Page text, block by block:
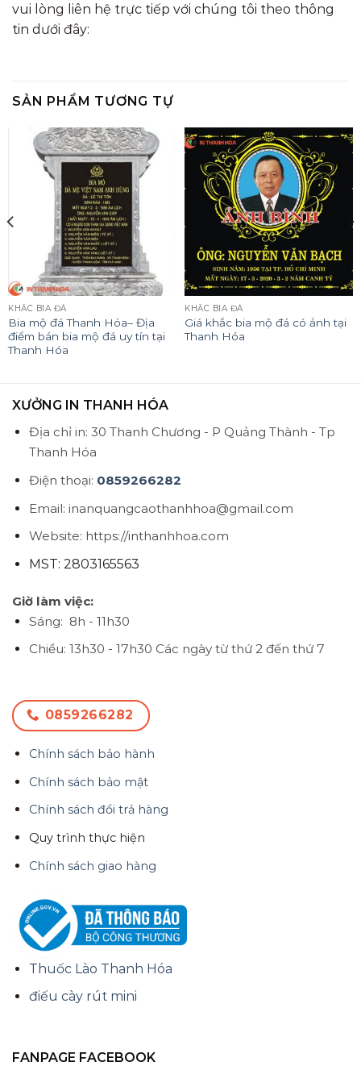
vui lòng liên hệ trực tiếp với chúng tôi theo thông
tin dưới đây:
SẢN PHẨM TƯƠNG TỰ
KHẮC BIA ĐÁ
Bia mộ đá Thanh Hóa– Địa
điểm bán bia mộ đá uy tín tại
Thanh Hóa
KHẮC BIA ĐÁ
Giá khắc bia mộ đá có ảnh tại
Thanh Hóa
XƯỞNG IN THANH HÓA
Địa chỉ in: 30 Thanh Chương - P Quảng Thành - Tp
Thanh Hóa
Điện thoại: 0859266282
Email: inanquangcaothanhhoa@gmail.com
Website: https://inthanhhoa.com
MST: 2803165563
Giờ làm việc:
Sáng: 8h - 11h30
Chiều: 13h30 - 17h30 Các ngày từ thứ 2 đến thứ 7
0859266282
Chính sách bảo hành
Chính sách bảo mật
Chính sách đổi trả hàng
Quy trình thực hiện
Chính sách giao hàng
Thuốc Lào Thanh Hóa
điếu cày rút mini
FANPAGE FACEBOOK